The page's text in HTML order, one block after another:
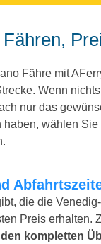
Fähren,
Fähre mit
Wenn
nur das
haben, wählen
die die
Preis
den kompletten